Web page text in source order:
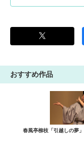
おすすめ作品
春風亭柳枝「引越しの夢」